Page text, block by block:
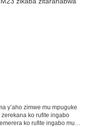
y’aho zimwe mu mpuguke
ko rufite ingabo
ko rufite ingabo muri